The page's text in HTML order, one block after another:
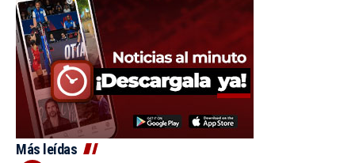
Más leídas